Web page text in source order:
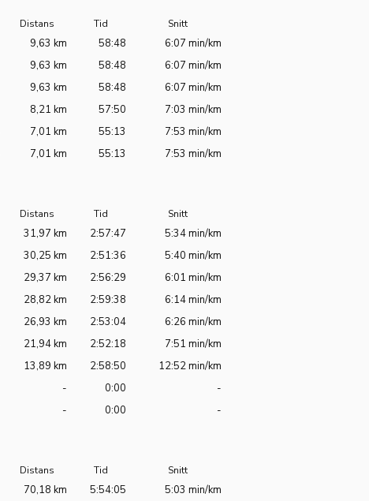
Distans Tid Snitt
9,63 km 58:48
6:07 min/km
9,63 km 58:48
6:07 min/km
9,63 km 58:48
6:07 min/km
8,21 km 57:50
7:03 min/km
7,01 km 55:13
7:53 min/km
7,01 km 55:13 7:53 min/km
Distans Tid Snitt
31,97 km 2:57:47
5:34 min/km
30,25 km 2:51:36
5:40 min/km
29,37 km 2:56:29
6:01 min/km
28,82 km 2:59:38
6:14 min/km
26,93 km 2:53:04
6:26 min/km
21,94 km 2:52:18
7:51 min/km
13,89 km 2:58:50
12:52 min/km
- 0:00
-
- 0:00 -
Distans Tid Snitt
70,18 km 5:54:05
5:03 min/km